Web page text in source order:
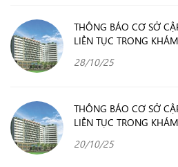
THÔNG BÁO CƠ SỞ
LIÊN TỤC TRONG
28/10/25
THÔNG BÁO CƠ SỞ
LIÊN TỤC TRONG
20/10/25